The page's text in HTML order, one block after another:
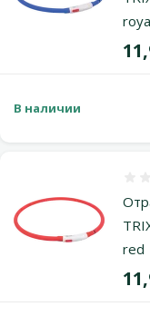
В наличии
red